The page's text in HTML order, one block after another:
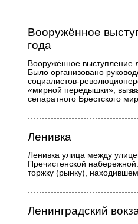
Вооружённое
года
Вооружённое выступление
Было организовано
социалистов-
«мирной передышки»,
сепаратного Брестского
Ленивка
Ленивка улица между
Пречистенской
торжку (рынку),
Ленинградский